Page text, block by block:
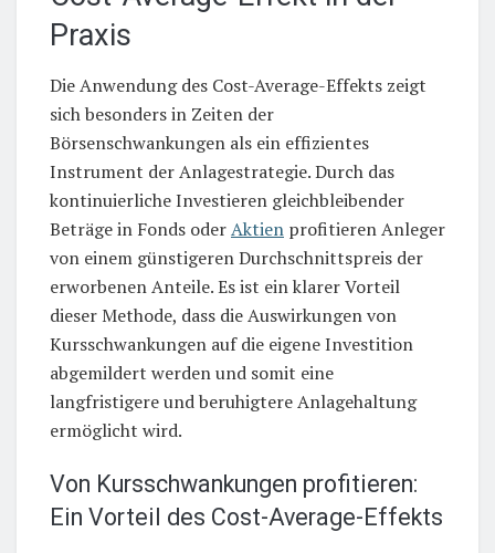
Praxis
Die Anwendung des Cost-Average-Effekts zeigt
sich besonders in Zeiten der
Börsenschwankungen als ein effizientes
Instrument der Anlagestrategie. Durch das
kontinuierliche Investieren gleichbleibender
Beträge in Fonds oderAktien profitieren Anleger
von einem günstigeren Durchschnittspreis der
erworbenen Anteile. Es ist ein klarer Vorteil
dieser Methode, dass die Auswirkungen von
Kursschwankungen auf die eigene Investition
abgemildert werden und somit eine
langfristigere und beruhigtere Anlagehaltung
ermöglicht wird.
Von Kursschwankungen profitieren:
Ein Vorteil des Cost-Average-Effekts